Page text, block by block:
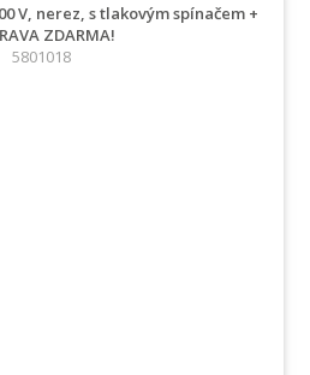
V, nerez, s tlakovým spínačem +
ZDARMA!
5801018